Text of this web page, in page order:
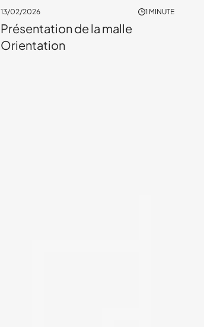
13/02/2026 1 MINUTE
Présentation de la malle
Orientation